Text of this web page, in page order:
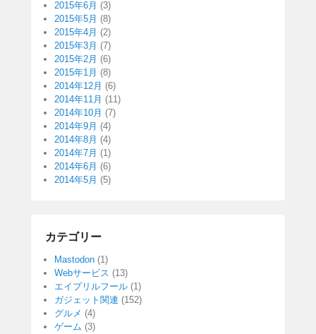
2015年6月 (3)
2015年5月 (8)
2015年4月 (2)
2015年3月 (7)
2015年2月 (6)
2015年1月 (8)
2014年12月 (6)
2014年11月 (11)
2014年10月 (7)
2014年9月 (4)
2014年8月 (4)
2014年7月 (1)
2014年6月 (6)
2014年5月 (5)
カテゴリー
Mastodon (1)
Webサービス (13)
エイプリルフール (1)
ガジェット関連 (152)
グルメ (4)
ゲーム (3)